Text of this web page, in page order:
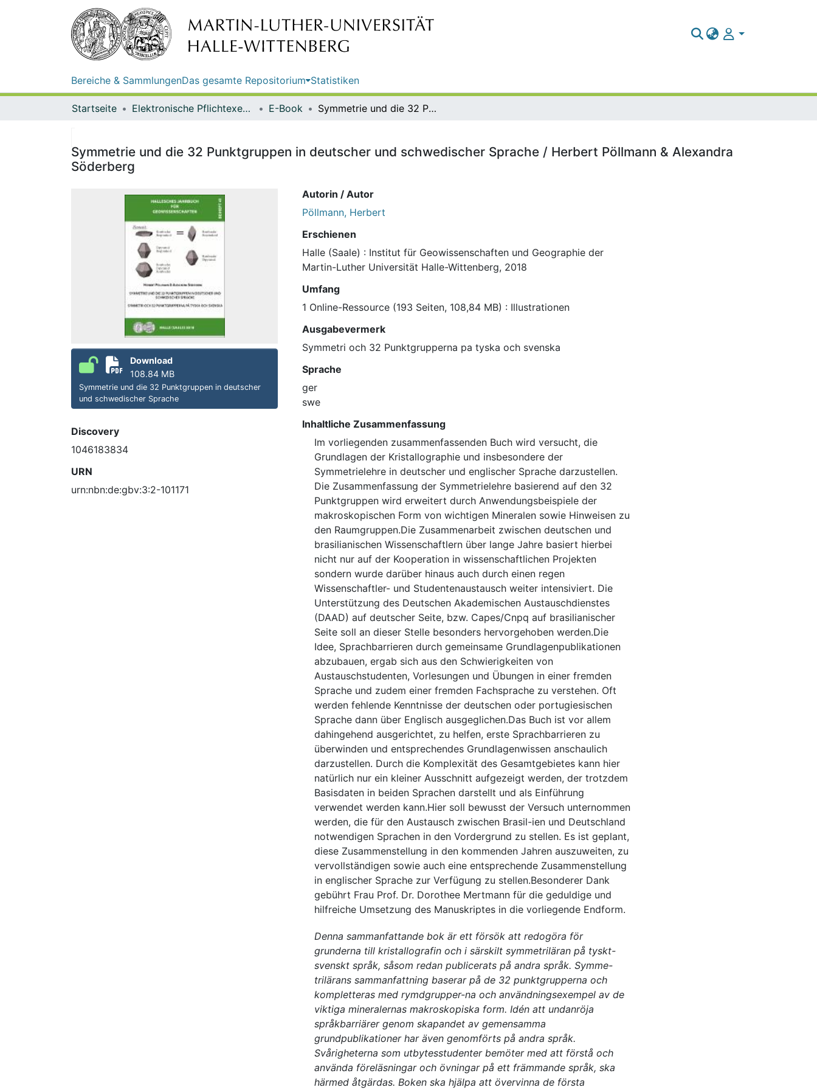
Bereiche & SammlungenDas gesamte Repositorium Statistiken
Startseite Elektronische Pflichtexemplare E-Book Symmetrie und die 32 Punktgruppen in deutscher und schwedischer Sprache / Herbert Pöllmann & Alexandra Söderberg
Symmetrie und die 32 Punktgruppen in deutscher und schwedischer Sprache / Herbert Pöllmann & Alexandra
Söderberg
Download
108.84 MB
Symmetrie und die 32 Punktgruppen in deutscher
und schwedischer Sprache
Discovery
1046183834
URN
urn:nbn:de:gbv:3:2-101171
Autorin / Autor
Pöllmann, Herbert
Erschienen
Halle (Saale) : Institut für Geowissenschaften und Geographie der
Martin-Luther Universität Halle-Wittenberg, 2018
Umfang
1 Online-Ressource (193 Seiten, 108,84 MB) : Illustrationen
Ausgabevermerk
Symmetri och 32 Punktgrupperna pa tyska och svenska
Sprache
ger
swe
Inhaltliche Zusammenfassung
Im vorliegenden zusammenfassenden Buch wird versucht, die
Grundlagen der Kristallographie und insbesondere der
Symmetrielehre in deutscher und englischer Sprache darzustellen.
Die Zusammenfassung der Symmetrielehre basierend auf den 32
Punktgruppen wird erweitert durch Anwendungsbeispiele der
makroskopischen Form von wichtigen Mineralen sowie Hinweisen zu
den Raumgruppen.Die Zusammenarbeit zwischen deutschen und
brasilianischen Wissenschaftlern über lange Jahre basiert hierbei
nicht nur auf der Kooperation in wissenschaftlichen Projekten
sondern wurde darüber hinaus auch durch einen regen
Wissenschaftler- und Studentenaustausch weiter intensiviert. Die
Unterstützung des Deutschen Akademischen Austauschdienstes
(DAAD) auf deutscher Seite, bzw. Capes/Cnpq auf brasilianischer
Seite soll an dieser Stelle besonders hervorgehoben werden.Die
Idee, Sprachbarrieren durch gemeinsame Grundlagenpublikationen
abzubauen, ergab sich aus den Schwierigkeiten von
Austauschstudenten, Vorlesungen und Übungen in einer fremden
Sprache und zudem einer fremden Fachsprache zu verstehen. Oft
werden fehlende Kenntnisse der deutschen oder portugiesischen
Sprache dann über Englisch ausgeglichen.Das Buch ist vor allem
dahingehend ausgerichtet, zu helfen, erste Sprachbarrieren zu
überwinden und entsprechendes Grundlagenwissen anschaulich
darzustellen. Durch die Komplexität des Gesamtgebietes kann hier
natürlich nur ein kleiner Ausschnitt aufgezeigt werden, der trotzdem
Basisdaten in beiden Sprachen darstellt und als Einführung
verwendet werden kann.Hier soll bewusst der Versuch unternommen
werden, die für den Austausch zwischen Brasil-ien und Deutschland
notwendigen Sprachen in den Vordergrund zu stellen. Es ist geplant,
diese Zusammenstellung in den kommenden Jahren auszuweiten, zu
vervollständigen sowie auch eine entsprechende Zusammenstellung
in englischer Sprache zur Verfügung zu stellen.Besonderer Dank
gebührt Frau Prof. Dr. Dorothee Mertmann für die geduldige und
hilfreiche Umsetzung des Manuskriptes in die vorliegende Endform.
Denna sammanfattande bok är ett försök att redogöra för
grunderna till kristallografin och i särskilt symmetriläran på tyskt-
svenskt språk, såsom redan publicerats på andra språk. Symme-
trilärans sammanfattning baserar på de 32 punktgrupperna och
kompletteras med rymdgrupper-na och användningsexempel av de
viktiga mineralernas makroskopiska form. Idén att undanröja
språkbarriärer genom skapandet av gemensamma
grundpublikationer har även genomförts på andra språk.
Svårigheterna som utbytesstudenter bemöter med att förstå och
använda föreläsningar och övningar på ett främmande språk, ska
härmed åtgärdas. Boken ska hjälpa att övervinna de första